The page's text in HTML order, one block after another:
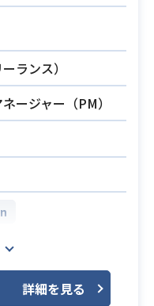
トコルに関する理
（特に銀行）の開
開発経験
おけるコンセプト
サイクル、基本パ
フロー等の企画お
を行います。
タの作成、ゲーム
よび調整業務を行
ンツの仕様を策定
クションを担当し
ジニア、QAなどの
た各種スケジュー
行います。
ランス）
ージャー（PM）
のシステム構築に
設計、および全体
当いただきます。
詳細を見る